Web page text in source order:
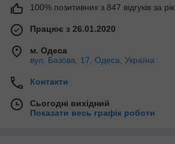
100% позитивних з 847 відгуків за рік
Працює з 26.01.2020
м. Одеса
вул. Базова, 17, Одеса, Україна
Контакти
Сьогодні вихідний
Показати весь графік роботи